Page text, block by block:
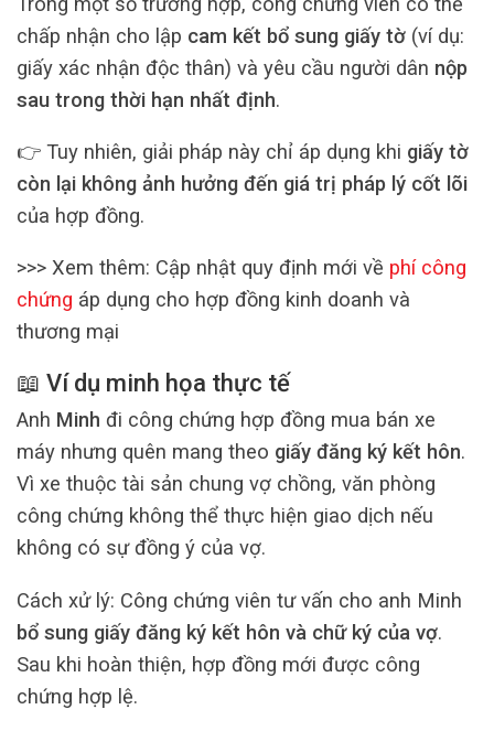
chấp nhận cho lập cam kết bổ sung giấy tờ (ví dụ:
giấy xác nhận độc thân) và yêu cầu người dân nộp
sau trong thời hạn nhất định.
👉 Tuy nhiên, giải pháp này chỉ áp dụng khi giấy tờ
còn lại không ảnh hưởng đến giá trị pháp lý cốt lõi
của hợp đồng.
>>> Xem thêm: Cập nhật quy định mới về phí công
chứng áp dụng cho hợp đồng kinh doanh và
thương mại
📖 Ví dụ minh họa thực tế
Anh Minh đi công chứng hợp đồng mua bán xe
máy nhưng quên mang theo giấy đăng ký kết hôn.
Vì xe thuộc tài sản chung vợ chồng, văn phòng
công chứng không thể thực hiện giao dịch nếu
không có sự đồng ý của vợ.
Cách xử lý: Công chứng viên tư vấn cho anh Minh
bổ sung giấy đăng ký kết hôn và chữ ký của vợ.
Sau khi hoàn thiện, hợp đồng mới được công
chứng hợp lệ.